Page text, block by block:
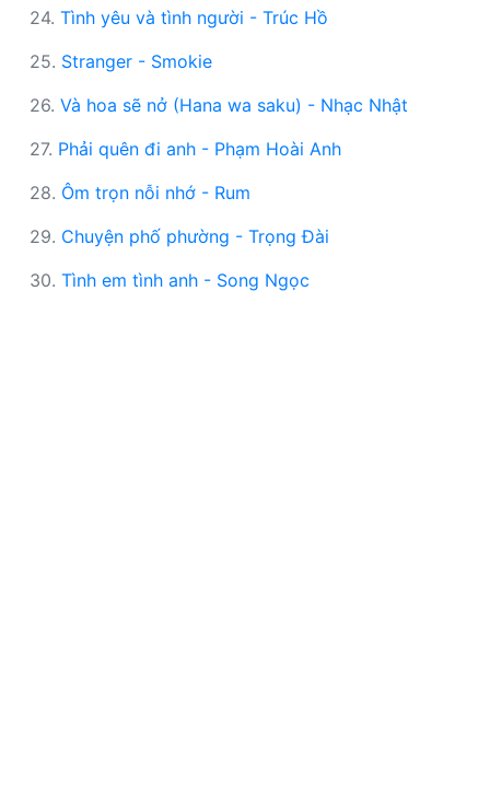
24. Tình yêu và tình người - Trúc Hồ
25. Stranger - Smokie
26. Và hoa sẽ nở (​Hana wa saku) - Nhạc Nhật
27. Phải quên đi anh - Phạm Hoài Anh
28. Ôm trọn nỗi nhớ - Rum
29. Chuyện phố phường - Trọng Đài
30. Tình em tình anh - Song Ngọc